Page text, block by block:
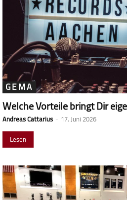
GEMA
Welche Vorteile bringt Dir
Andreas Cattarius - 17. Juni 2026
Lesen